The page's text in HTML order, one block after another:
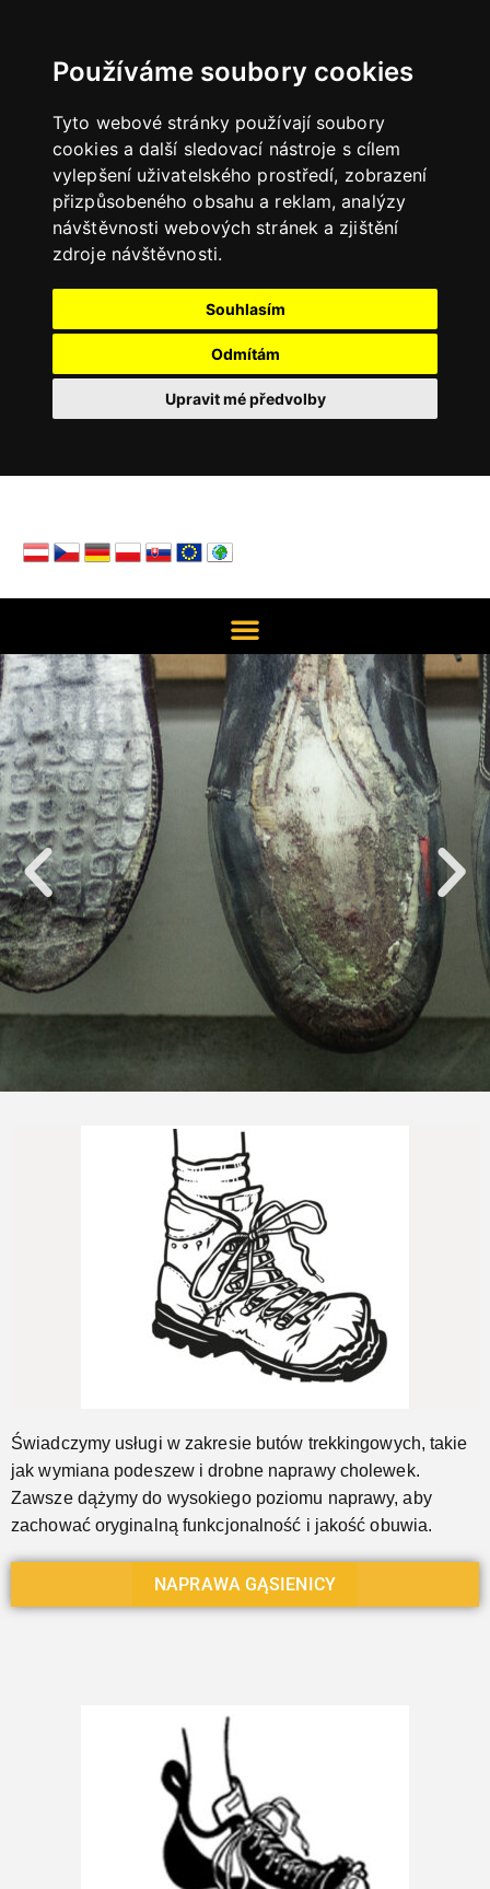
Používáme soubory cookies
Tyto webové stránky používají soubory
cookies a další sledovací nástroje s cílem
vylepšení uživatelského prostředí, zobrazení
přizpůsobeného obsahu a reklam, analýzy
návštěvnosti webových stránek a zjištění
zdroje návštěvnosti.
Souhlasím
Odmítám
Upravit mé předvolby
Naprawimy Twoje buty trekkingowe
Jeszcze...
Świadczymy usługi w zakresie butów trekkingowych, takie
jak wymiana podeszew i drobne naprawy cholewek.
Zawsze dążymy do wysokiego poziomu naprawy, aby
zachować oryginalną funkcjonalność i jakość obuwia.
NAPRAWA GĄSIENICY